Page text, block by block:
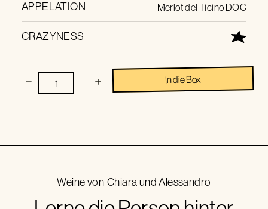
APPELATION Merlot del Ticino DOC
CRAZYNESS
In die Box
Weine von Chiara und Alessandro